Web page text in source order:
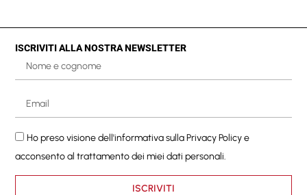
ISCRIVITI ALLA NOSTRA NEWSLETTER
Ho preso visione dell'informativa sullaPrivacy Policye
acconsento al trattamento dei miei dati personali.
ISCRIVITI